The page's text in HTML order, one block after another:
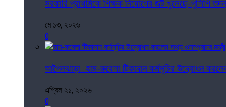
সরকারি প্রাথমিকে শিক্ষক নিয়োগের জট খুলেছে-পুলিশি
মে ১৩, ২০২৬
0
আগৈলঝাড়া হাম-রুবেলা টিকাদান কর্মসূচির উদ্বোধন
এপ্রিল ২১, ২০২৬
0